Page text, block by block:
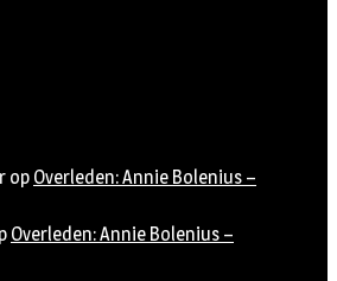
op Overleden: Annie Bolenius –
Overleden: Annie Bolenius –